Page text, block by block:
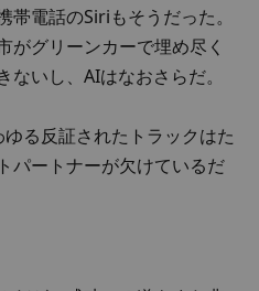
電話のSiriもそうだった。
がグリーンカーで埋め尽く
いし、AIはなおさらだ。
る反証されたトラックはた
パートナーが欠けているだ